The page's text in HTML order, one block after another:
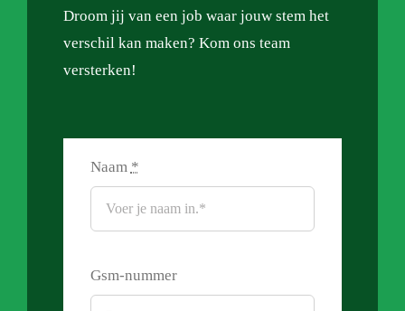
Droom jij van een job waar jouw stem het
verschil kan maken? Kom ons team
versterken!
Naam *
Gsm-nummer